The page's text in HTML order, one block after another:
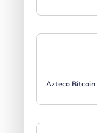
Azteco Bitcoin